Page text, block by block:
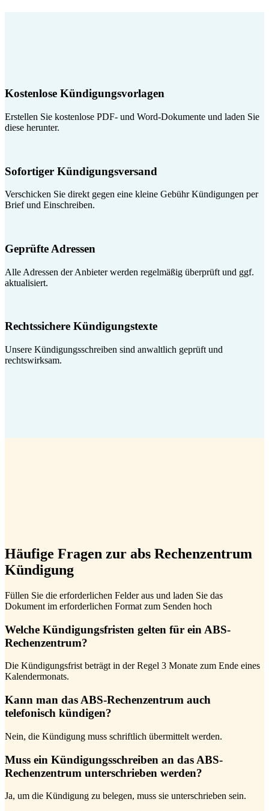
Kostenlose Kündigungsvorlagen
Erstellen Sie kostenlose PDF- und Word-Dokumente und laden Sie
diese herunter.
Sofortiger Kündigungsversand
Verschicken Sie direkt gegen eine kleine Gebühr Kündigungen per
Brief und Einschreiben.
Geprüfte Adressen
Alle Adressen der Anbieter werden regelmäßig überprüft und ggf.
aktualisiert.
Rechtssichere Kündigungstexte
Unsere Kündigungsschreiben sind anwaltlich geprüft und
rechtswirksam.
Häufige Fragen zur abs Rechenzentrum
Kündigung
Füllen Sie die erforderlichen Felder aus und laden Sie das
Dokument im erforderlichen Format zum Senden hoch
Welche Kündigungsfristen gelten für ein ABS-
Rechenzentrum?
Die Kündigungsfrist beträgt in der Regel 3 Monate zum Ende eines
Kalendermonats.
Kann man das ABS-Rechenzentrum auch
telefonisch kündigen?
Nein, die Kündigung muss schriftlich übermittelt werden.
Muss ein Kündigungsschreiben an das ABS-
Rechenzentrum unterschrieben werden?
Ja, um die Kündigung zu belegen, muss sie unterschrieben sein.